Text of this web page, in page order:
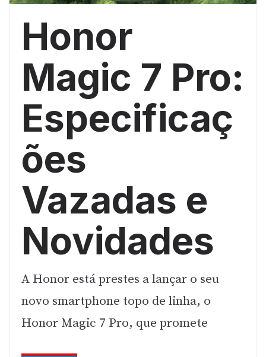
Honor
Magic 7 Pro:
Especificaç
ões
Vazadas e
Novidades
A Honor está prestes a lançar o seu
novo smartphone topo de linha, o
Honor Magic 7 Pro, que promete